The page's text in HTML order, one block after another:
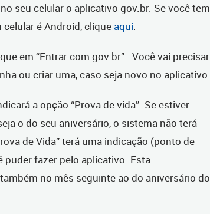
seu celular o aplicativo gov.br. Se você tem
celular é Android, clique aqui.
em “Entrar com gov.br” . Você vai precisar
ou criar uma, caso seja novo no aplicativo.
a opção “Prova de vida”. Se estiver
o do seu aniversário, o sistema não terá
de Vida” terá uma indicação (ponto de
puder fazer pelo aplicativo. Esta
no mês seguinte ao do aniversário do